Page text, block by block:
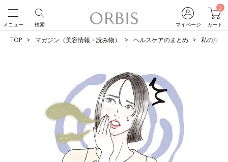
マイページ
0
カート
検索
メニュー
TOP マガジン（美容情報・読み物） ヘルスケアのまとめ 私の息、